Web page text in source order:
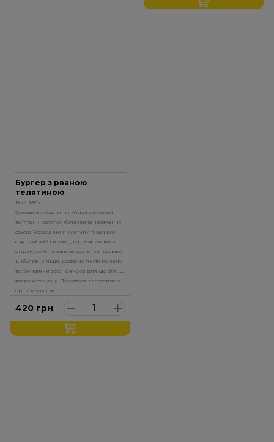
Бургер з рваною
телятиною
Вага: 630 г.
Соковите поєднання м’якої томленої
телятини, хрусткої булочки та насичених
соусів. Усередині пікантний техаський
соус, ніжний сир чеддер, мариновані
огірки, свіжі томати та хрусткі паніровані
цибулеві кільця. Додаємо листя ромену
та ароматний соус Теннессі для ще більш
яскравого смаку. Подається з картоплею
фрі та кетчупом.
420 грн